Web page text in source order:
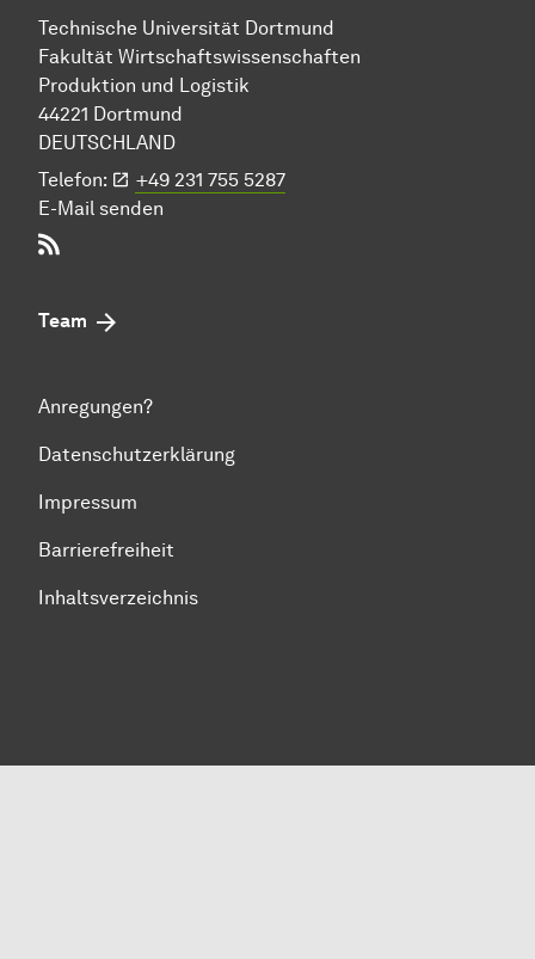
Technische Uni­ver­si­tät Dort­mund
Fakultät Wirtschafts­wissen­schaften
Produktion und Logistik
44221 Dort­mund
DEUTSCHLAND
Telefon:
+49 231 755 5287
E-Mail senden
Team
Anregungen?
Datenschutzerklärung
Impressum
Barrierefreiheit
Inhaltsverzeichnis